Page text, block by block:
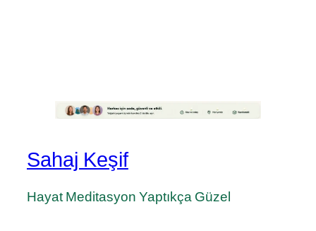
Sahaj Keşif
Hayat Meditasyon Yaptıkça Güzel